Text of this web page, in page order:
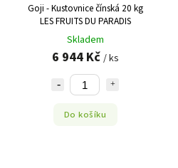
Goji - Kustovnice čínská 20 kg
LES FRUITS DU PARADIS
Skladem
6 944 Kč / ks
Do košíku